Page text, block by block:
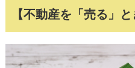
【不動産を「売る」と